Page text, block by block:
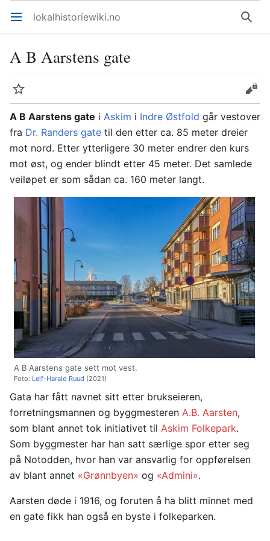
Åpne hovedmenyen lokalhistoriewiki.no Søk
A B Aarstens gate
Overvåk
Rediger
A B Aarstens gate i Askim i Indre Østfold går vestover
fra Dr. Randers gate til den etter ca. 85 meter dreier
mot nord. Etter ytterligere 30 meter endrer den kurs
mot øst, og ender blindt etter 45 meter. Det samlede
veiløpet er som sådan ca. 160 meter langt.
A B Aarstens gate sett mot vest.
Foto: Leif-Harald Ruud (2021)
Gata har fått navnet sitt etter brukseieren,
forretningsmannen og byggmesteren A.B. Aarsten,
som blant annet tok initiativet til Askim Folkepark.
Som byggmester har han satt særlige spor etter seg
på Notodden, hvor han var ansvarlig for oppførelsen
av blant annet «Grønnbyen» og «Admini».
Aarsten døde i 1916, og foruten å ha blitt minnet med
en gate fikk han også en byste i folkeparken.